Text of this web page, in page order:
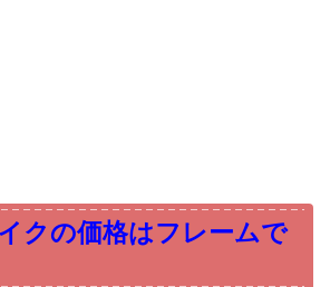
クの価格はフレームで